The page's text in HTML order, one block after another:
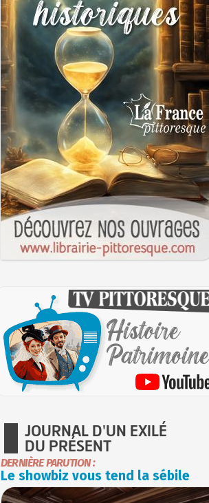
JOURNAL D'UN EXILÉ
DU PRÉSENT
DERNIÈRE PARUTION :
Le showbiz vous tend la sébile